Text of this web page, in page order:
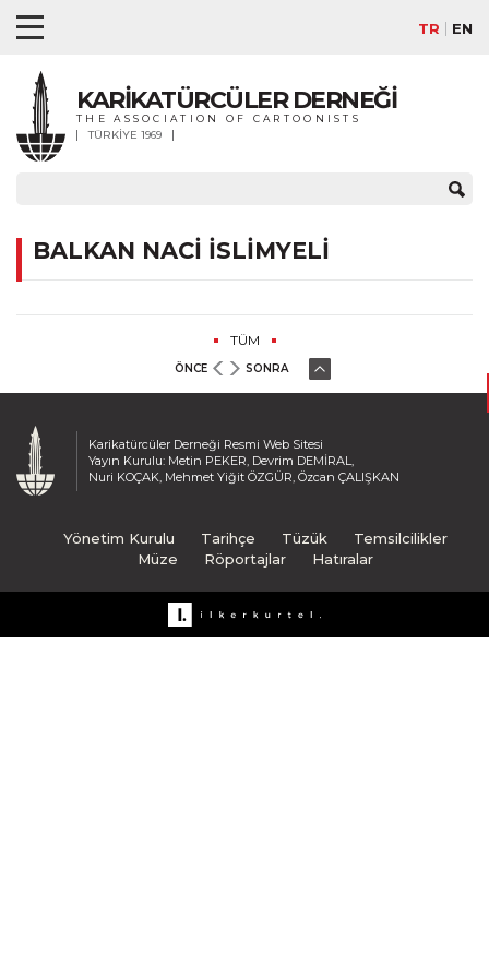
TR EN
KARİKATÜRCÜLER DERNEĞİ
THE ASSOCIATION OF CARTOONISTS
TÜRKİYE 1969
BALKAN NACİ İSLİMYELİ
TÜM
ÖNCE SONRA
Karikatürcüler Derneği Resmi Web Sitesi
Yayın Kurulu: Metin PEKER, Devrim DEMİRAL,
Nuri KOÇAK, Mehmet Yiğit ÖZGÜR, Özcan ÇALIŞKAN
Yönetim Kurulu Tarihçe Tüzük
Temsilcilikler
Müze
Röportajlar Hatıralar